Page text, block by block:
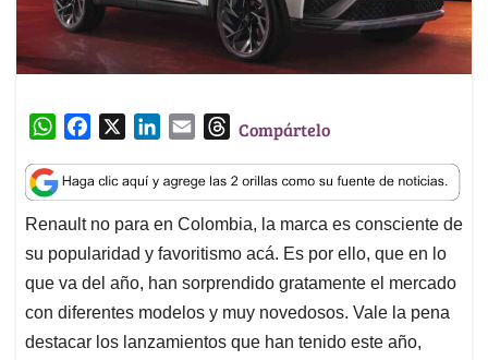
W
a
t
s
A
p
p
c
e
b
o
o
k
n
k
e
d
I
n
a
i
l
T
r
e
a
d
s
Compártelo
Renault no para en Colombia, la marca es consciente de
su popularidad y favoritismo acá. Es por ello, que en lo
que va del año, han sorprendido gratamente el mercado
con diferentes modelos y muy novedosos. Vale la pena
destacar los lanzamientos que han tenido este año,